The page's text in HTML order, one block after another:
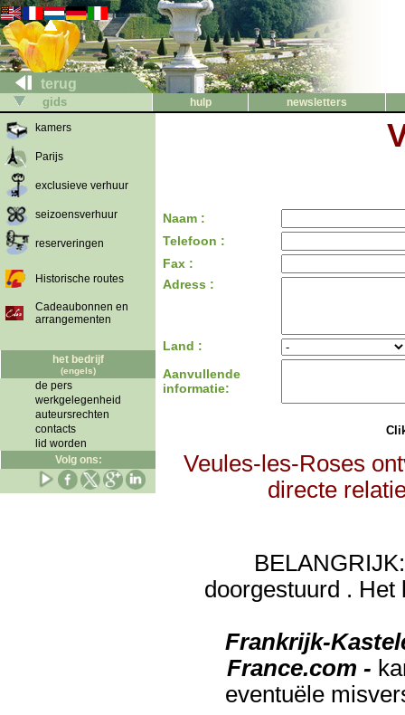
terug
gids hulp
newsletters
kamers
Parijs
exclusieve verhuur
seizoensverhuur
reserveringen
Historische routes
Cadeaubonnen en
arrangementen
het bedrijf
(engels)
de pers
werkgelegenheid
auteursrechten
contacts
lid worden
Volg ons:
Naam :
Telefoon :
Fax :
Adress :
Land :
Aanvullende
informatie:
Veules-les-Roses
directe
doorgestuurd . Het
Frankrijk-
France.com -
eventuële